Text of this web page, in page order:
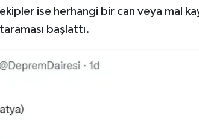
ise herhangi bir can veya mal
başlattı.